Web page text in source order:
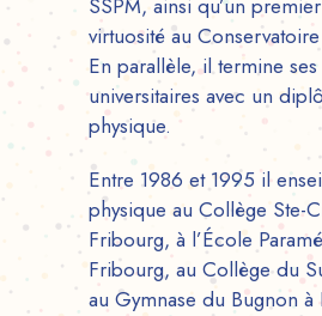
SSPM, ainsi qu’un
virtuosité au
En parallèle, il termine
universitaires avec un
physique.
Entre 1986 et 1995 il
physique au Collège Ste-
Fribourg, à l’École
Fribourg, au Collège du
au Gymnase du Bugnon à